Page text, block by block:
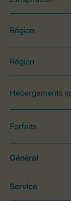
Région
Région
Hébergements
Forfaits
Général
Service